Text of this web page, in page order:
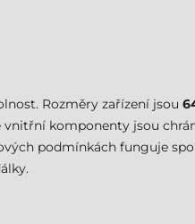
Rozměry zařízení jsou
vnitřní komponenty jsou
podmínkách funguje